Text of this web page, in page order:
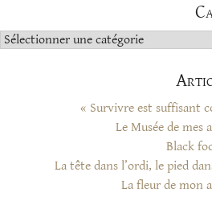
Catégories
« Survivre est suffisant
Le Musée de mes
Black
La tête dans l’ordi, le pied
La fleur de mon